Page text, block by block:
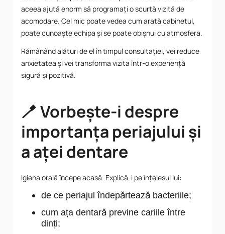
aceea ajută enorm să programați o scurtă vizită de
acomodare. Cel mic poate vedea cum arată cabinetul,
poate cunoaște echipa și se poate obișnui cu atmosfera.
Rămânând alături de el în timpul consultației, vei reduce
anxietatea și vei transforma vizita într-o experiență
sigură și pozitivă.
🪥 Vorbește-i despre
importanța periajului și
a aței dentare
Igiena orală începe acasă. Explică-i pe înțelesul lui:
de ce periajul îndepărtează bacteriile;
cum ața dentară previne cariile între
dinți;